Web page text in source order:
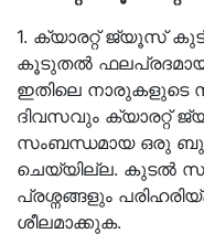
1. ക്യാരറ്റ്‌ ജ്യൂസ്
കൂടുതൽ
ഇതിലെ നാരുകളുടെ
ദിവസവും ക്യാരറ്റ്‌
സംബന്ധമായ ഒരു
ചെയ്യില്ല. കുടൽ
പ്രശ്നങ്ങളും
ശീലമാക്കുക.